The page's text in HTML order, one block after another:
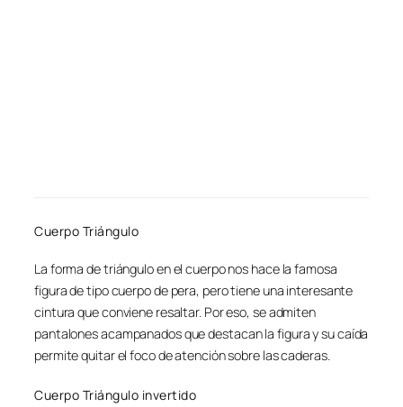
Cuerpo Triángulo
La forma de triángulo en el cuerpo nos hace la famosa
figura de tipo cuerpo de pera, pero tiene una interesante
cintura que conviene resaltar. Por eso, se admiten
pantalones acampanados que destacan la figura y su caída
permite quitar el foco de atención sobre las caderas.
Cuerpo Triángulo invertido